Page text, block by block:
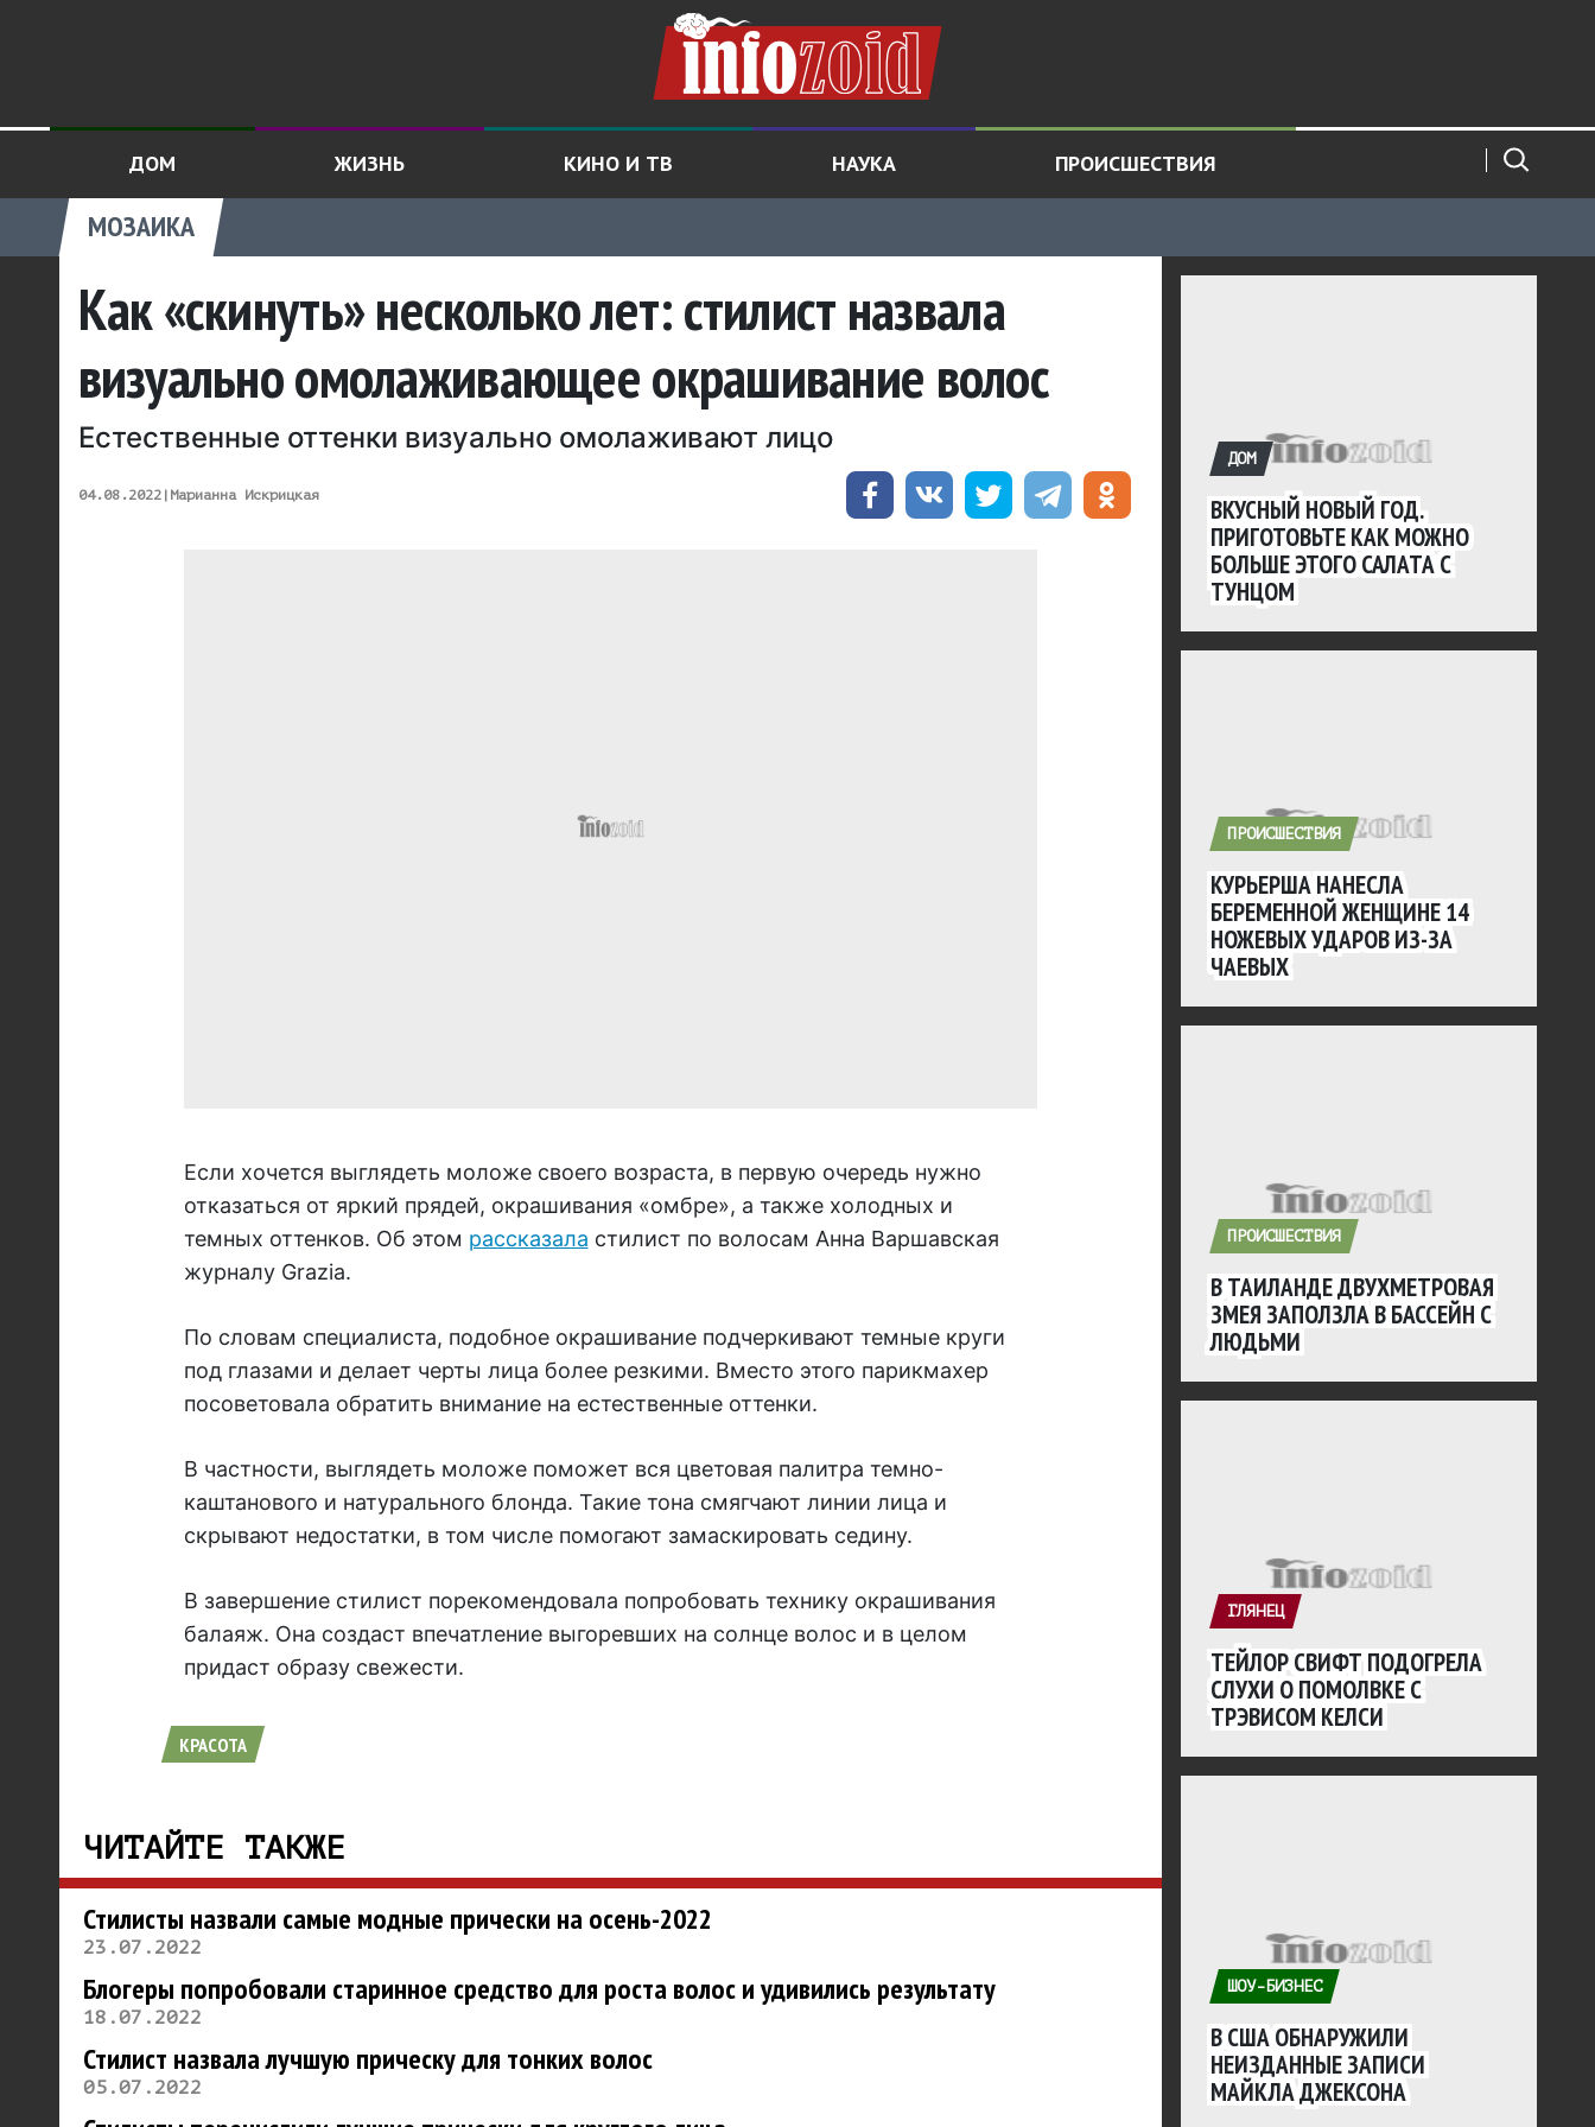
ДОМ ЖИЗНЬ КИНО И ТВ НАУКА ПРОИСШЕСТВИЯ
МОЗАИКА
Как «скинуть» несколько лет: стилист назвала
визуально омолаживающее окрашивание волос
Естественные оттенки визуально омолаживают лицо
04.08.2022| Марианна Искрицкая
Если хочется выглядеть моложе своего возраста, в первую очередь нужно
отказаться от яркий прядей, окрашивания «омбре», а также холодных и
темных оттенков. Об этом рассказала стилист по волосам Анна Варшавская
журналу Grazia.
По словам специалиста, подобное окрашивание подчеркивают темные круги
под глазами и делает черты лица более резкими. Вместо этого парикмахер
посоветовала обратить внимание на естественные оттенки.
В частности, выглядеть моложе поможет вся цветовая палитра темно-
каштанового и натурального блонда. Такие тона смягчают линии лица и
скрывают недостатки, в том числе помогают замаскировать седину.
В завершение стилист порекомендовала попробовать технику окрашивания
балаяж. Она создаст впечатление выгоревших на солнце волос и в целом
придаст образу свежести.
КРАСОТА
ЧИТАЙТЕ ТАКЖЕ
Стилисты назвали самые модные прически на осень-2022
23.07.2022
Блогеры попробовали старинное средство для роста волос и удивились результату
18.07.2022
Стилист назвала лучшую прическу для тонких волос
05.07.2022
ДОМ
ВКУСНЫЙ НОВЫЙ ГОД.
ПРИГОТОВЬТЕ КАК МОЖНО
БОЛЬШЕ ЭТОГО САЛАТА С
ТУНЦОМ
ПРОИСШЕСТВИЯ
КУРЬЕРША НАНЕСЛА
БЕРЕМЕННОЙ ЖЕНЩИНЕ 14
НОЖЕВЫХ УДАРОВ ИЗ-ЗА
ЧАЕВЫХ
ПРОИСШЕСТВИЯ
В ТАИЛАНДЕ ДВУХМЕТРОВАЯ
ЗМЕЯ ЗАПОЛЗЛА В БАССЕЙН С
ЛЮДЬМИ
ГЛЯНЕЦ
ТЕЙЛОР СВИФТ ПОДОГРЕЛА
СЛУХИ О ПОМОЛВКЕ С
ТРЭВИСОМ КЕЛСИ
ШОУ-БИЗНЕС
В США ОБНАРУЖИЛИ
НЕИЗДАННЫЕ ЗАПИСИ
МАЙКЛА ДЖЕКСОНА